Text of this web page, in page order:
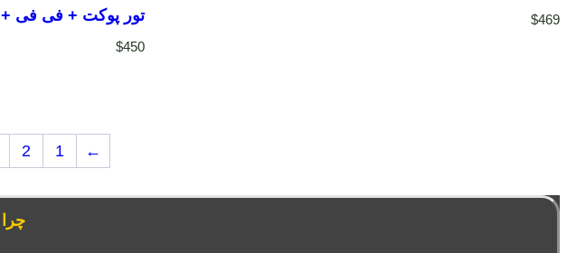
$469 تور پوکت + فی فی +
$450
←
1
2